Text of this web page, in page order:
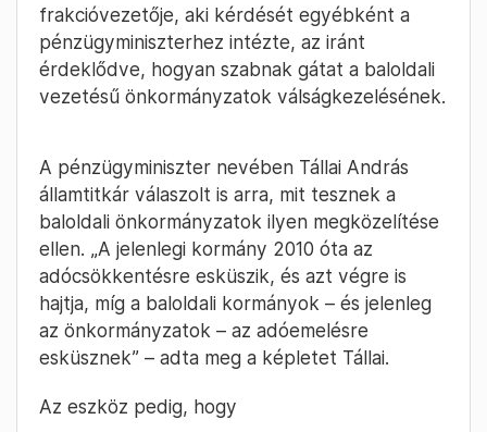
frakcióvezetője, aki kérdését egyébként a
pénzügyminiszterhez intézte, az iránt
érdeklődve, hogyan szabnak gátat a baloldali
vezetésű önkormányzatok válságkezelésének.
A pénzügyminiszter nevében Tállai András
államtitkár válaszolt is arra, mit tesznek a
baloldali önkormányzatok ilyen megközelítése
ellen. „A jelenlegi kormány 2010 óta az
adócsökkentésre esküszik, és azt végre is
hajtja, míg a baloldali kormányok – és jelenleg
az önkormányzatok – az adóemelésre
esküsznek” – adta meg a képletet Tállai.
Az eszköz pedig, hogy